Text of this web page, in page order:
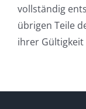
vollständig
übrigen Teile
ihrer